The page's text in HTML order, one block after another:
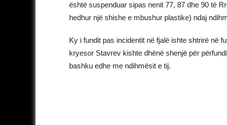
është suspenduar sipas nenit 77, 87 dhe 90 të
hedhur një shishe e mbushur plastike) ndaj
Ky i fundit pas incidentit në fjalë ishte shtrirë në
kryesor Stavrev kishte dhënë shenjë për
bashku edhe me ndihmësit e tij.